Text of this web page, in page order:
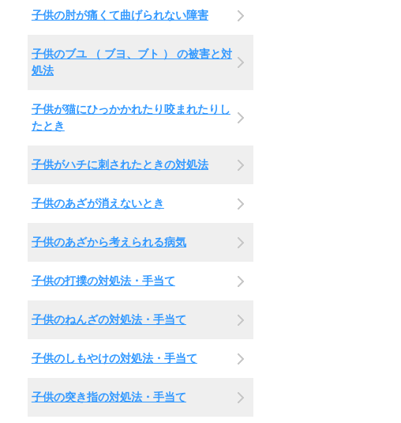
子供の肘が痛くて曲げられない障害
子供のブユ （ ブヨ、ブト ） の被害と対
処法
子供が猫にひっかかれたり咬まれたりし
たとき
子供がハチに刺されたときの対処法
子供のあざが消えないとき
子供のあざから考えられる病気
子供の打撲の対処法・手当て
子供のねんざの対処法・手当て
子供のしもやけの対処法・手当て
子供の突き指の対処法・手当て